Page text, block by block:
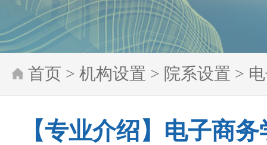
首页 > 机构设置 > 院系设置 >
【专业介绍】电子商